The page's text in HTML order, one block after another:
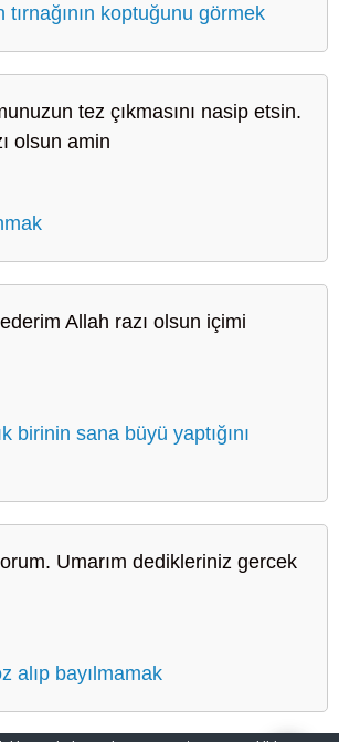
koptuğunu görmek
tez çıkmasını nasip etsin.
olsun amin
Allah razı olsun içimi
birinin sana büyü yaptığını
Umarım dedikleriniz gercek
alıp bayılmamak